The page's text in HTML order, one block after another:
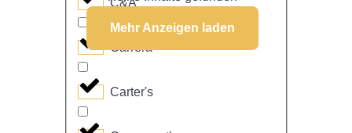
C&A
Carrera
Carter's
Mehr Anzeigen laden